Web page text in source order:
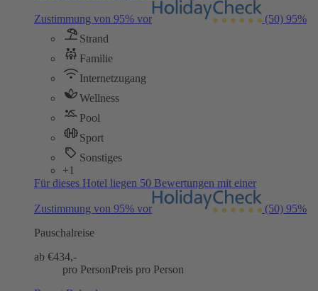
Zustimmung von 95% vor (50) 95%
Strand
Familie
Internetzugang
Wellness
Pool
Sport
Sonstiges
+1
Für dieses Hotel liegen 50 Bewertungen mit einer
Zustimmung von 95% vor (50) 95%
Pauschalreise
ab €434,-
pro PersonPreis pro Person